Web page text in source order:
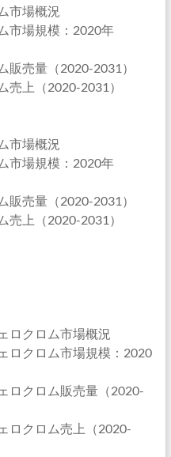
市場概況
市場規模：2020年
販売量（2020-2031）
売上（2020-2031）
市場概況
市場規模：2020年
販売量（2020-2031）
売上（2020-2031）
ロクロム市場概況
ロクロム市場規模：2020
ロクロム販売量（2020-
ロクロム売上（2020-